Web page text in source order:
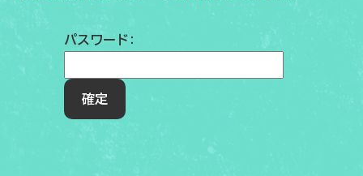
パスワード: